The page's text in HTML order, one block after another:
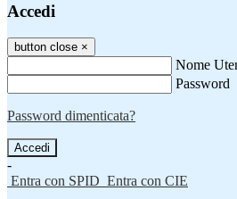
Accedi
button close ×
Nome
Password
Password dimenticata?
-
Entra con SPID Entra con CIE